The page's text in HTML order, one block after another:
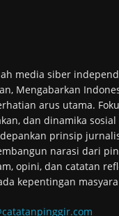
media siber
Mengabarkan
arus utama.
dan dinamika
prinsip
narasi dari
opini, dan catatan
kepentingan